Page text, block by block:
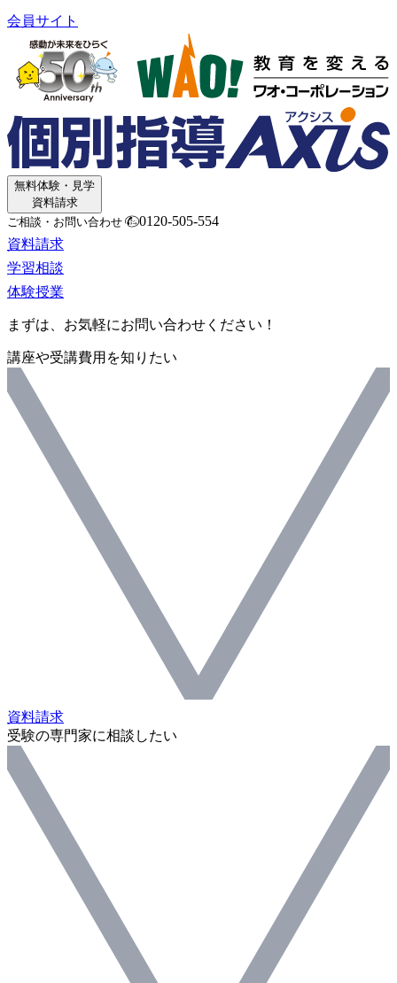
会員サイト
無料体験・見学
資料請求
ご相談・お問い合わせ
0120-505-554
資料請求
学習相談
体験授業
まずは、お気軽にお問い合わせください！
講座や受講費用を知りたい
資料請求
受験の専門家に相談したい